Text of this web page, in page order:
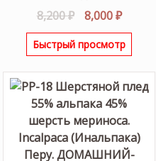
8,200₽
цена
составляла
8,000₽
цена:
8,000
Быстрый просмотр